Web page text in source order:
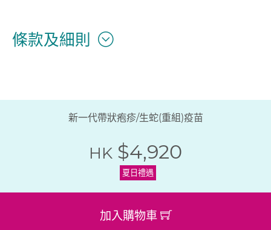
條款及細則
新一代帶狀疱疹/生蛇(重組)疫苗
HK $4,920
夏日禮遇
加入購物車